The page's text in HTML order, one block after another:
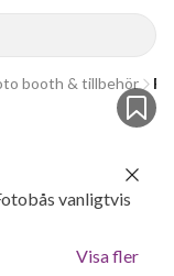
booth & tillbehör
vanligtvis
Visa fler